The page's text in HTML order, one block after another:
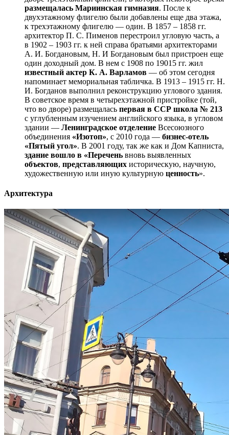
размещалась Мариинская гимназия. После к
двухэтажному флигелю были добавлены еще два этажа,
к трехэтажному флигелю — один. В 1857 – 1858 гг.
архитектор П. С. Пименов перестроил угловую часть, а
в 1902 – 1903 гг. к ней справа братьями архитекторами
А. И. Богдановым, Н. И Богдановым был пристроен еще
один доходный дом. В нем с 1908 по 19015 гг. жил
известный актер К. А. Варламов — об этом сегодня
напоминает мемориальная табличка. В 1913 – 1915 гг. Н.
И. Богданов выполнил реконструкцию углового здания.
В советское время в четырехэтажной пристройке (той,
что во дворе) размещалась первая в ССР школа № 213
с углубленным изучением английского языка, в угловом
здании — Ленинградское отделение Всесоюзного
объединения «Изотоп», с 2010 года — бизнес-отель
«Пятый угол». В 2001 году, так же как и Дом Капниста,
здание вошло в «Перечень вновь выявленных
объектов, представляющих историческую, научную,
художественную или иную культурную ценность».
Архитектура